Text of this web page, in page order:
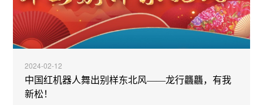
2024-02-12
中国红机器人舞出别样东北风——龙行龘龘，有我
新松！